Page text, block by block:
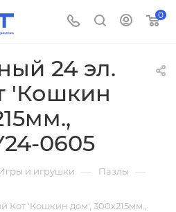
0
24 эл.
'Кошкин
0605
и игрушки — Пазлы —
Кот 'Кошкин дом', 300х215мм.,